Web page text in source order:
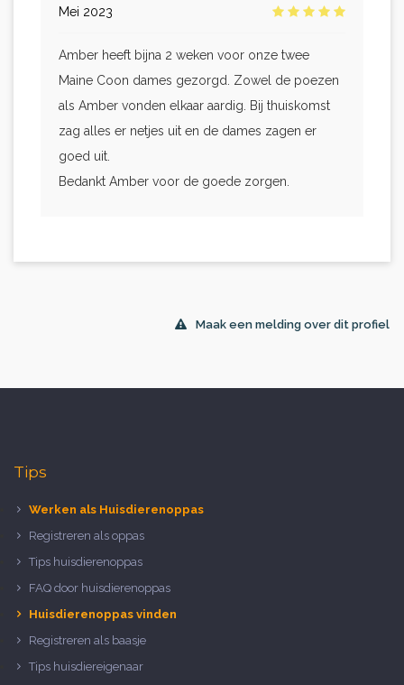
Mei 2023
Amber heeft bijna 2 weken voor onze twee
Maine Coon dames gezorgd. Zowel de poezen
als Amber vonden elkaar aardig. Bij thuiskomst
zag alles er netjes uit en de dames zagen er
goed uit.
Bedankt Amber voor de goede zorgen.
Maak een melding over dit profiel
Tips
Werken als Huisdierenoppas
Registreren als oppas
Tips huisdierenoppas
FAQ door huisdierenoppas
Huisdierenoppas vinden
Registreren als baasje
Tips huisdiereigenaar